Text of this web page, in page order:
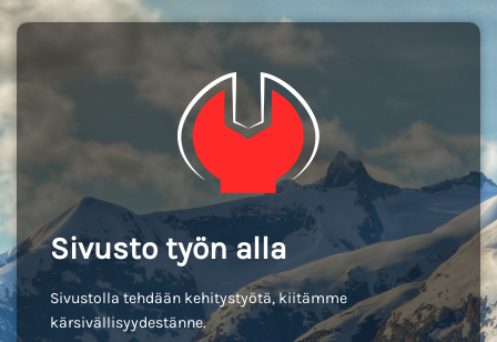
Sivusto työn alla
Sivustolla tehdään kehitystyötä, kiitämme
kärsivällisyydestänne.